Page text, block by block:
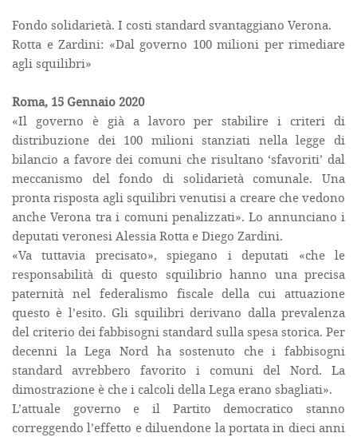
Fondo solidarietà. I costi standard svantaggiano Verona.
Rotta e Zardini: «Dal governo 100 milioni per rimediare
agli squilibri»
Roma, 15 Gennaio 2020
«Il governo è già a lavoro per stabilire i criteri di
distribuzione dei 100 milioni stanziati nella legge di
bilancio a favore dei comuni che risultano ‘sfavoriti’ dal
meccanismo del fondo di solidarietà comunale. Una
pronta risposta agli squilibri venutisi a creare che vedono
anche Verona tra i comuni penalizzati». Lo annunciano i
deputati veronesi Alessia Rotta e Diego Zardini.
«Va tuttavia precisato», spiegano i deputati «che le
responsabilità di questo squilibrio hanno una precisa
paternità nel federalismo fiscale della cui attuazione
questo è l’esito. Gli squilibri derivano dalla prevalenza
del criterio dei fabbisogni standard sulla spesa storica. Per
decenni la Lega Nord ha sostenuto che i fabbisogni
standard avrebbero favorito i comuni del Nord. La
dimostrazione è che i calcoli della Lega erano sbagliati».
L’attuale governo e il Partito democratico stanno
correggendo l’effetto e diluendone la portata in dieci anni